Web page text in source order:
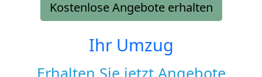
Kostenlose Angebote erhalten
Ihr Umzug
Erhalten Sie jetzt Angebote